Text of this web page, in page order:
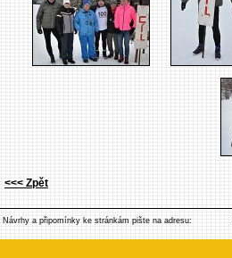
<<< Zpět
Návrhy a připomínky ke stránkám pište na adresu: